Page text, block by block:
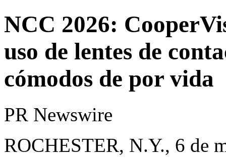
NCC 2026:
uso de lentes de
cómodos de por vida
PR Newswire
ROCHESTER, N.Y., 6 de